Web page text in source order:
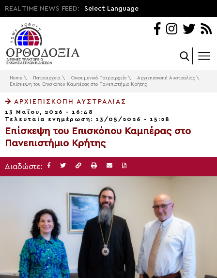
REAL TIME NEWS FEED: Select Language
Home \ Πατριαρχεία \ Οικουμενικό Πατριαρχείο \ Αρχιεπισκοπή Αυστραλίας \
Επίσκεψη του Επισκόπου Καμπέρας στο Πανεπιστήμιο Κρήτης
ΑΡΧΙΕΠΙΣΚΟΠΉ ΑΥΣΤΡΑΛΊΑΣ
13 Μαΐου, 2026 - 16:48
Τελευταία ενημέρωση: 13/05/2026 - 15:28
Επίσκεψη του Επισκόπου Καμπέρας στο
Πανεπιστήμιο Κρήτης
Διαδώστε: